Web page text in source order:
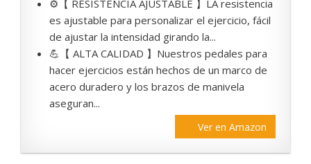
⚙️【 RESISTENCIA AJUSTABLE 】LA resistencia
es ajustable para personalizar el ejercicio, fácil
de ajustar la intensidad girando la...
💪【 ALTA CALIDAD 】Nuestros pedales para
hacer ejercicios están hechos de un marco de
acero duradero y los brazos de manivela
aseguran...
Ver en Amazon